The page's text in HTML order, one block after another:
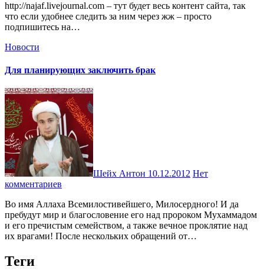
http://najaf.livejournal.com – тут будет весь контент сайта, так
что если удобнее следить за ним через жж – просто
подпишитесь на…
Новости
Для планирующих заключить брак
Шейх Антон 10.12.2012 Нет
комментариев
Во имя Аллаха Всемилостивейшего, Милосердного! И да
пребудут мир и благословение его над пророком Мухаммадом
и его пречистым семейством, а также вечное проклятие над
их врагами! После нескольких обращений от…
Теги